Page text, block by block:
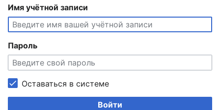
Имя учётной записи
Пароль
Оставаться в системе
Войти